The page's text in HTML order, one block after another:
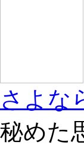
さよな
秘めた